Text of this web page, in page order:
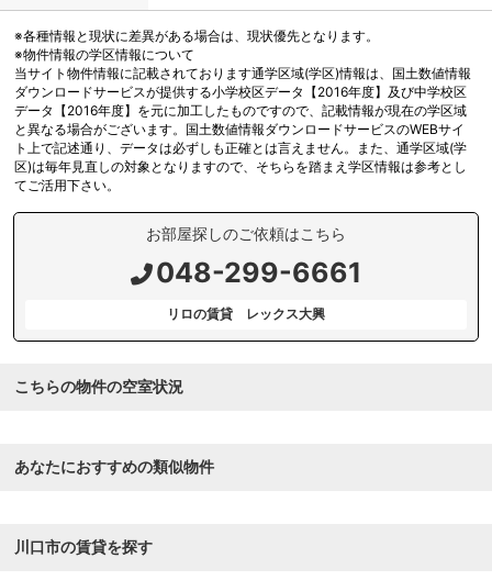
※各種情報と現状に差異がある場合は、現状優先となります。
※物件情報の学区情報について
当サイト物件情報に記載されております通学区域(学区)情報は、国土数値情報
ダウンロードサービスが提供する小学校区データ【2016年度】及び中学校区
データ【2016年度】を元に加工したものですので、記載情報が現在の学区域
と異なる場合がございます。国土数値情報ダウンロードサービスのWEBサイ
ト上で記述通り、データは必ずしも正確とは言えません。また、通学区域(学
区)は毎年見直しの対象となりますので、そちらを踏まえ学区情報は参考とし
てご活用下さい。
お部屋探しのご依頼はこちら
048-299-6661
リロの賃貸 レックス大興
こちらの物件の空室状況
あなたにおすすめの類似物件
川口市の賃貸を探す